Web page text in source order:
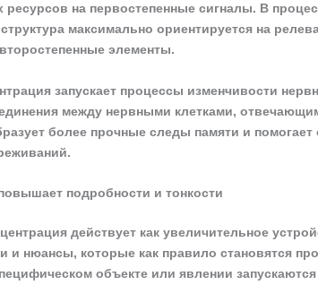
ресурсов на первостепенные сигналы. В
максимально ориентируется на
элементы.
запускает процессы изменчивости
между нервными клетками,
более прочные следы памяти и
подробности и тонкости
действует как увеличительное
и нюансы, которые как правило становятся
объекте или явлении